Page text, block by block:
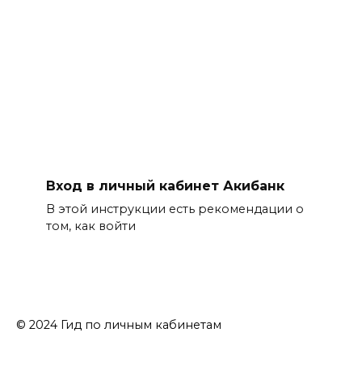
Вход в личный кабинет Акибанк
В этой инструкции есть рекомендации о
том, как войти
© 2024 Гид по личным кабинетам